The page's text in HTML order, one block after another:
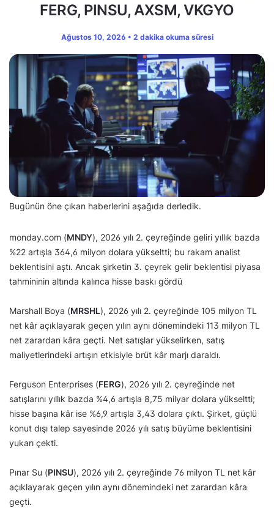
FERG, PINSU, AXSM, VKGYO
Ağustos 10, 2026 • 2 dakika okuma süresi
Bugünün öne çıkan haberlerini aşağıda derledik.
monday.com (MNDY), 2026 yılı 2. çeyreğinde geliri yıllık bazda
%22 artışla 364,6 milyon dolara yükseltti; bu rakam analist
beklentisini aştı. Ancak şirketin 3. çeyrek gelir beklentisi piyasa
tahmininin altında kalınca hisse baskı gördü
Marshall Boya (MRSHL), 2026 yılı 2. çeyreğinde 105 milyon TL
net kâr açıklayarak geçen yılın aynı dönemindeki 113 milyon TL
net zarardan kâra geçti. Net satışlar yükselirken, satış
maliyetlerindeki artışın etkisiyle brüt kâr marjı daraldı.
Ferguson Enterprises (FERG), 2026 yılı 2. çeyreğinde net
satışlarını yıllık bazda %4,6 artışla 8,75 milyar dolara yükseltti;
hisse başına kâr ise %6,9 artışla 3,43 dolara çıktı. Şirket, güçlü
konut dışı talep sayesinde 2026 yılı satış büyüme beklentisini
yukarı çekti.
Pınar Su (PINSU), 2026 yılı 2. çeyreğinde 76 milyon TL net kâr
açıklayarak geçen yılın aynı dönemindeki net zarardan kâra
geçti.